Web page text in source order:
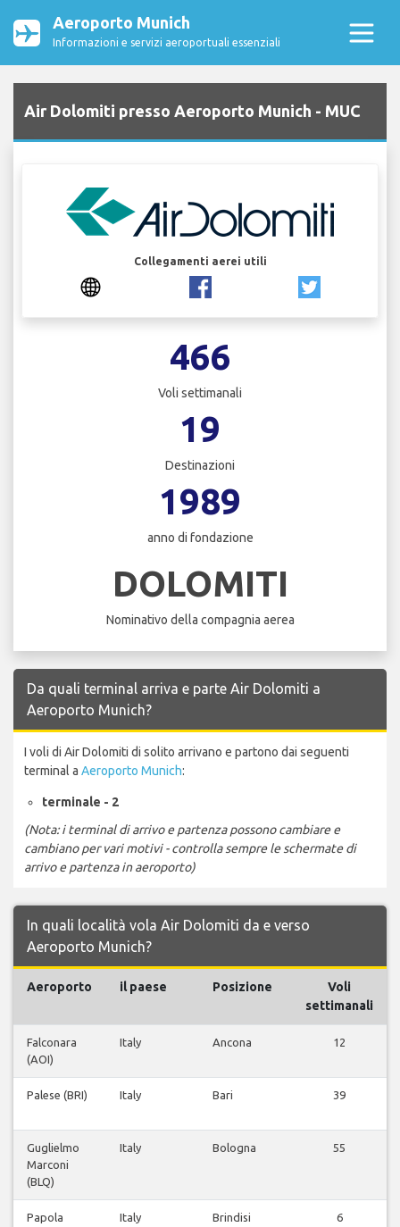
Aeroporto Munich
Informazioni e servizi aeroportuali essenziali
Air Dolomiti presso Aeroporto Munich - MUC
Collegamenti aerei utili
466
Voli settimanali
19
Destinazioni
1989
anno di fondazione
DOLOMITI
Nominativo della compagnia aerea
Da quali terminal arriva e parte Air Dolomiti a
Aeroporto Munich?
I voli di Air Dolomiti di solito arrivano e partono dai seguenti
terminal a Aeroporto Munich:
terminale - 2
(Nota: i terminal di arrivo e partenza possono cambiare e
cambiano per vari motivi - controlla sempre le schermate di
arrivo e partenza in aeroporto)
In quali località vola Air Dolomiti da e verso
Aeroporto Munich?
Aeroporto il paese Posizione
Voli
settimanali
Falconara
(AOI)
Italy Ancona 12
Palese (BRI) Italy Bari 39
Guglielmo
Marconi
(BLQ)
Italy Bologna 55
Papola
Italy Brindisi 6